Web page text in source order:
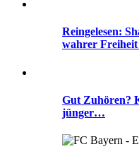
Reingelesen:
wahrer Freiheit
Gut Zuhören?
jünger…